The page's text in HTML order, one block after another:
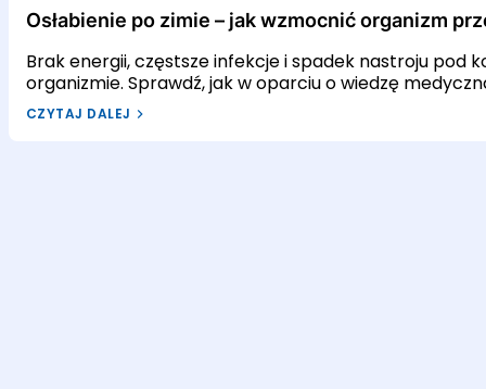
Osłabienie po zimie – jak wzmocnić organizm
Brak energii, częstsze infekcje i spadek nastroju
organizmie. Sprawdź, jak w oparciu o wiedzę
wiosnę.
CZYTAJ DALEJ